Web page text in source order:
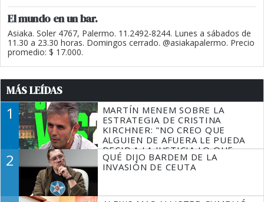
El mundo en un bar.
Asiaka. Soler 4767, Palermo. 11.2492-8244. Lunes a sábados de
11.30 a 23.30 horas. Domingos cerrado. @asiakapalermo. Precio
promedio: $ 17.000.
MÁS LEÍDAS
1
MARTÍN MENEM SOBRE LA
ESTRATEGIA DE CRISTINA
KIRCHNER: "NO CREO QUE
ALGUIEN DE AFUERA LE PUEDA
DECIR A LA JUSTICIA LO QUE
TIENE QUE HACER"
2
QUÉ DIJO BARDEM DE LA
INVASIÓN DE CEUTA